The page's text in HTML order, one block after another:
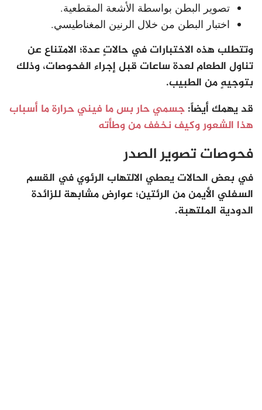
تصوير البطن بواسطة الأشعة المقطعية.
اختبار البطن من خلال الرنين المغناطيسي.
وتتطلب هذه الاختبارات في حالاتٍ عدة؛ الامتناع عن
تناول الطعام لعدة ساعات قبل إجراء الفحوصات، وذلك
بتوجيهٍ من الطبيب.
قد يهمك أيضاً: جسمي حار بس ما فيني حرارة ما أسباب
هذا الشعور وكيف نخفف من وطأته
فحوصات تصوير الصدر
في بعض الحالات يعطي الالتهاب الرئوي في القسم
السفلي الأيمن من الرئتين؛ عوارض مشابهة للزائدة
الدودية الملتهبة.